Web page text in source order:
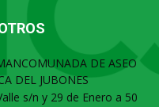
DE ASEO
DEL JUBONES
s/n y 29 de Enero a 50